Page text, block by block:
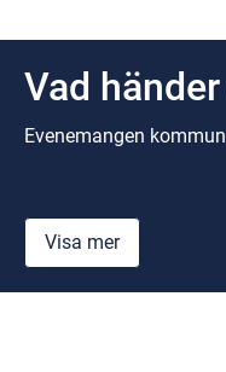
Vad
Evenemangen
Visa mer